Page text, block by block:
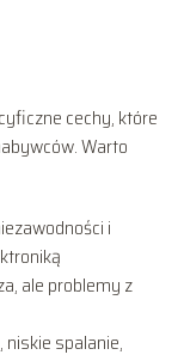
cechy, które
Warto
i
ale problemy z
spalanie,